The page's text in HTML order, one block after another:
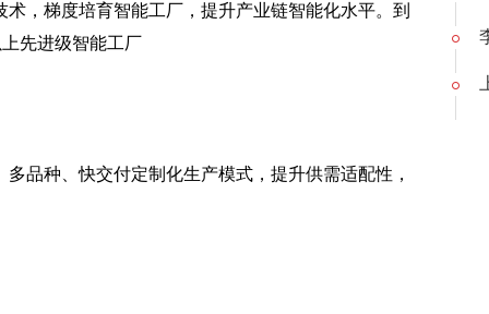
，梯度培育智能工厂，提升产业链智能化水平。到
先进级智能工厂
品种、快交付定制化生产模式，提升供需适配性，